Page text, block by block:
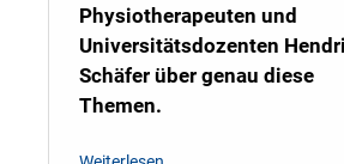
Physiotherapeuten und
Universitätsdozenten
Schäfer über genau diese
Themen.